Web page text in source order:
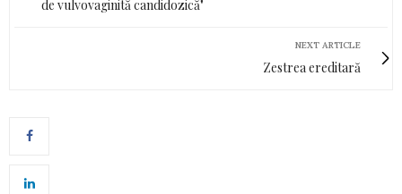
de vulvovaginită candidozică"
NEXT ARTICLE
Zestrea ereditară